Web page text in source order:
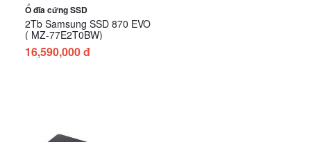
Ổ đĩa cứng SSD
2Tb Samsung SSD 870 EVO
( MZ-77E2T0BW)
16,590,000 đ